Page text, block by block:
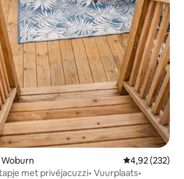
Gemiddelde
4,92 (232)
met privéjacuzzi• Vuurplaats•